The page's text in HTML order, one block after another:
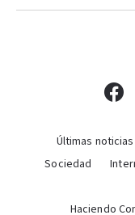
Últimas noticias
Sociedad
Haciendo